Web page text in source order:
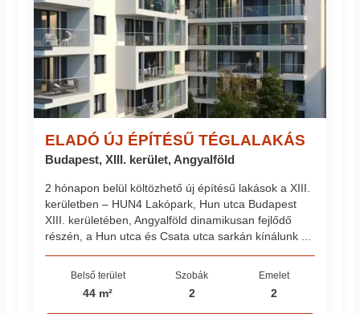
ELADÓ ÚJ ÉPÍTÉSŰ TÉGLALAKÁS
Budapest, XIII. kerület, Angyalföld
2 hónapon belül költözhető új építésű lakások a XIII.
kerületben – HUN4 Lakópark, Hun utca Budapest
XIII. kerületében, Angyalföld dinamikusan fejlődő
részén, a Hun utca és Csata utca sarkán kínálunk ...
Belső terület
44 m²
Szobák
2
Emelet
2